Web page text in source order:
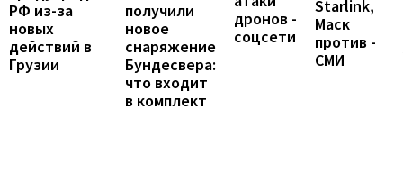
РФ из-за
новых
действий в
Грузии
получили
новое
снаряжение
Бундесвера:
что входит
в комплект
дронов -
соцсети
Starlink,
Маск
против -
СМИ